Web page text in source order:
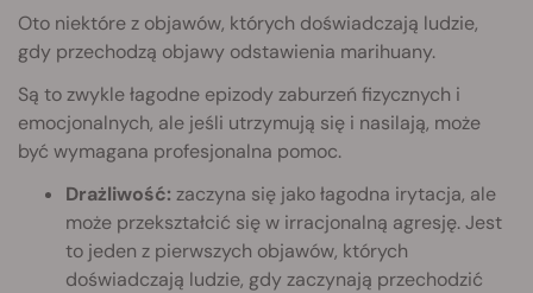
Oto niektóre z objawów, których doświadczają ludzie,
gdy przechodzą objawy odstawienia marihuany.
Są to zwykle łagodne epizody zaburzeń fizycznych i
emocjonalnych, ale jeśli utrzymują się i nasilają, może
być wymagana profesjonalna pomoc.
Drażliwość: zaczyna się jako łagodna irytacja, ale
może przekształcić się w irracjonalną agresję. Jest
to jeden z pierwszych objawów, których
doświadczają ludzie, gdy zaczynają przechodzić